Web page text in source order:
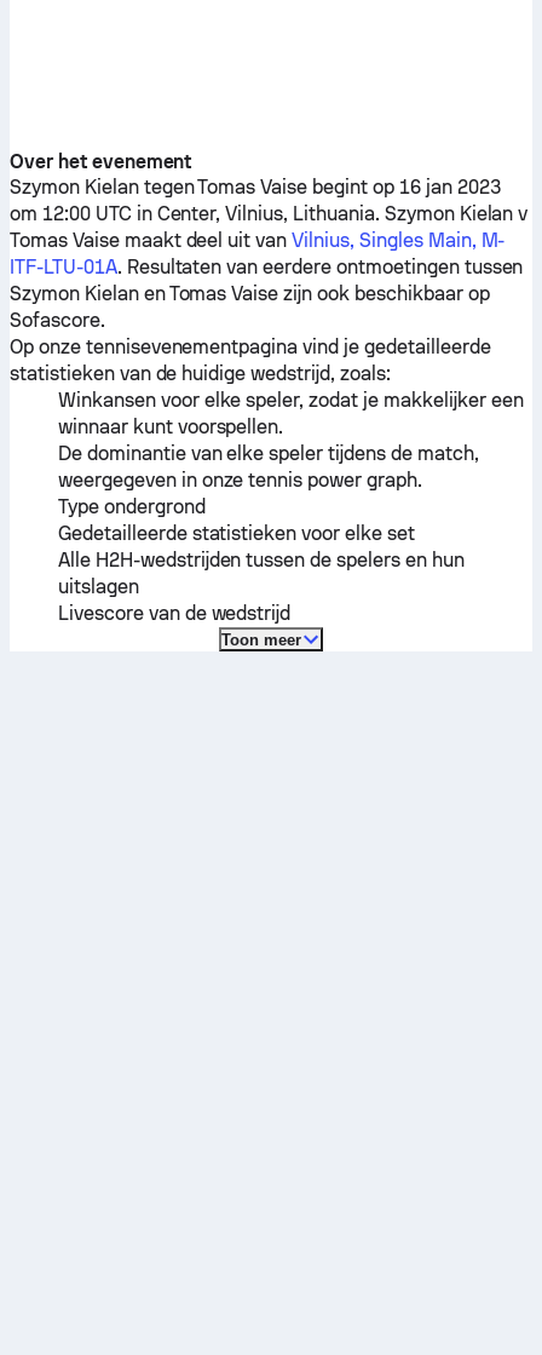
Over het evenement
Szymon KielantegenTomas Vaise begint op 16 jan 2023
om 12:00 UTC in Center, Vilnius, Lithuania. Szymon Kielan v
Tomas Vaisemaakt deel uit vanVilnius, Singles Main, M-
ITF-LTU-01A. Resultaten van eerdere ontmoetingen tussen
Szymon KielanenTomas Vaise zijn ook beschikbaar op
Sofascore.
Op onze tennisevenementpagina vind je gedetailleerde
statistieken van de huidige wedstrijd, zoals:
Winkansen voor elke speler, zodat je makkelijker een
winnaar kunt voorspellen.
De dominantie van elke speler tijdens de match,
weergegeven in onze tennis power graph.
Type ondergrond
Gedetailleerde statistieken voor elke set
Alle H2H-wedstrijden tussen de spelers en hun
uitslagen
Livescore van de wedstrijd
Toon meer